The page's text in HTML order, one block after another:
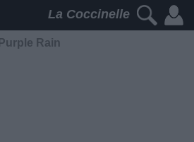
La Coccinelle
Purple Rain